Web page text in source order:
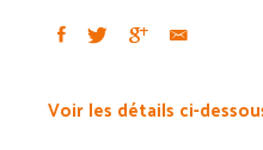
Voir les détails ci-